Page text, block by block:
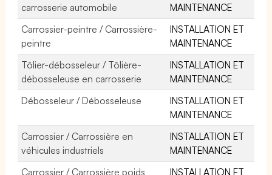
carrosserie automobile
MAINTENANCE
Carrossier-peintre / Carrossière-
peintre
INSTALLATION ET
MAINTENANCE
Tôlier-débosseleur / Tôlière-
débosseleuse en carrosserie
INSTALLATION ET
MAINTENANCE
Débosseleur / Débosseleuse
INSTALLATION ET
MAINTENANCE
Carrossier / Carrossière en
véhicules industriels
INSTALLATION ET
MAINTENANCE
Carrossier / Carrossière poids
INSTALLATION ET